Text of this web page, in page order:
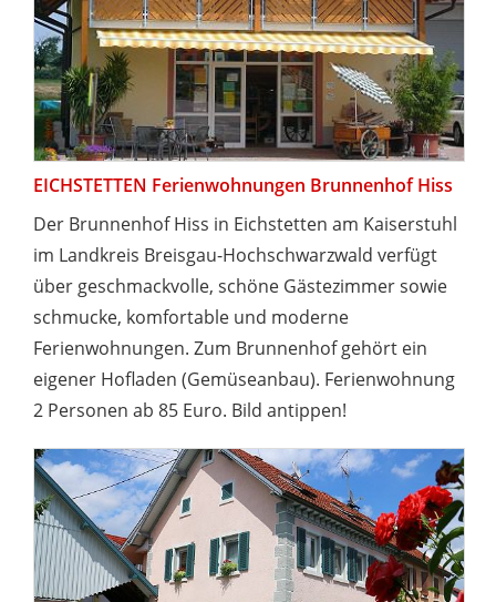
EICHSTETTEN Ferienwohnungen Brunnenhof Hiss
Der Brunnenhof Hiss in Eichstetten am Kaiserstuhl
im Landkreis Breisgau-Hochschwarzwald verfügt
über geschmackvolle, schöne Gästezimmer sowie
schmucke, komfortable und moderne
Ferienwohnungen. Zum Brunnenhof gehört ein
eigener Hofladen (Gemüseanbau). Ferienwohnung
2 Personen ab 85 Euro. Bild antippen!